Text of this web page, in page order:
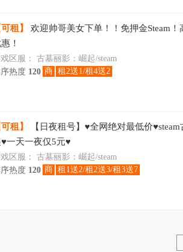
可租】
欢迎帅哥美女下单！！免押金Steam！
！
区服： 古墓丽影：崛起/steam
热度 120 商 租2送1/租4送2
可租】
【日夜租号】♥全网绝对最低价
♥一天一夜仅5元♥
区服： 古墓丽影：崛起/steam
热度 120 商 租1送2/租2送3/租3送7